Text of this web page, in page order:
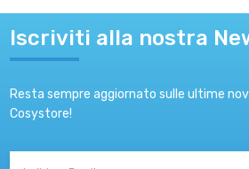
Iscriviti alla nostra
Resta sempre aggiornato sulle ultime
Cosystore!